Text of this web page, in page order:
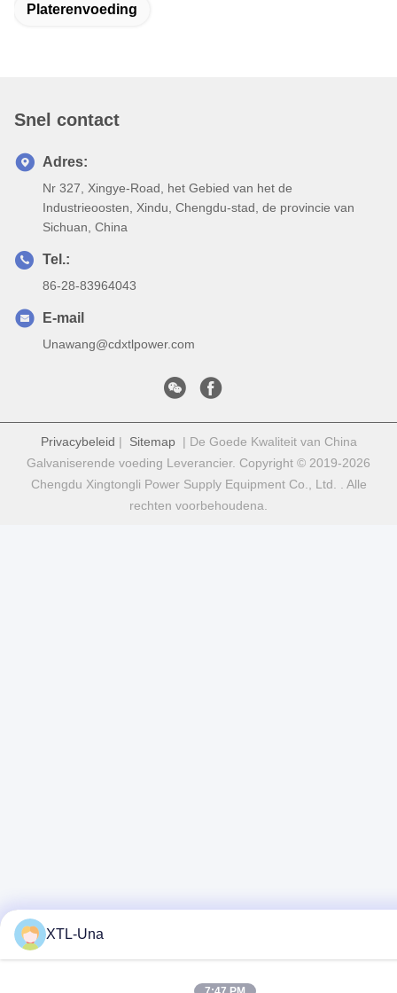
Platerenvoeding
Snel contact
Adres:
Nr 327, Xingye-Road, het Gebied van het de
Industrieoosten, Xindu, Chengdu-stad, de provincie van
Sichuan, China
Tel.:
86-28-83964043
E-mail
Unawang@cdxtlpower.com
Privacybeleid | Sitemap| De Goede Kwaliteit van China
Galvaniserende voeding Leverancier. Copyright © 2019-2026
Chengdu Xingtongli Power Supply Equipment Co., Ltd. . Alle
rechten voorbehoudena.
XTL-Una